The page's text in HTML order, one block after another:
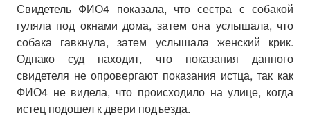
Свидетель ФИО4 показала, что сестра с собакой
гуляла под окнами дома, затем она услышала, что
собака гавкнула, затем услышала женский крик.
Однако суд находит, что показания данного
свидетеля не опровергают показания истца, так как
ФИО4 не видела, что происходило на улице, когда
истец подошел к двери подъезда.